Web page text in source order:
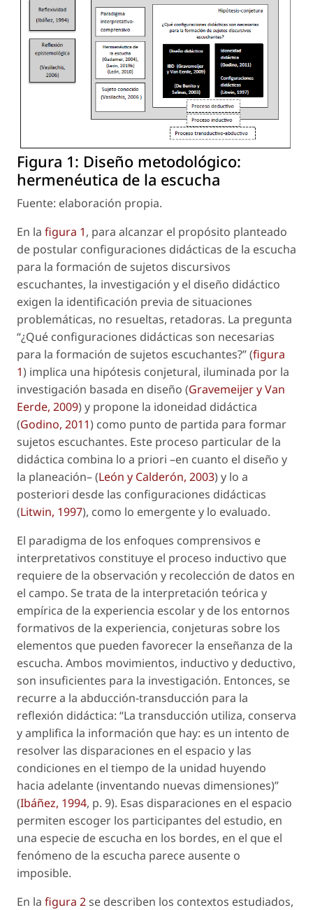
Figura 1: Diseño metodológico:
hermenéutica de la escucha
Fuente: elaboración propia.
En la figura 1, para alcanzar el propósito planteado
de postular configuraciones didácticas de la escucha
para la formación de sujetos discursivos
escuchantes, la investigación y el diseño didáctico
exigen la identificación previa de situaciones
problemáticas, no resueltas, retadoras. La pregunta
“¿Qué configuraciones didácticas son necesarias
para la formación de sujetos escuchantes?” (figura
1) implica una hipótesis conjetural, iluminada por la
investigación basada en diseño (Gravemeijer y Van
Eerde, 2009) y propone la idoneidad didáctica
(Godino, 2011) como punto de partida para formar
sujetos escuchantes. Este proceso particular de la
didáctica combina lo a priori –en cuanto el diseño y
la planeación– (León y Calderón, 2003) y lo a
posteriori desde las configuraciones didácticas
(Litwin, 1997), como lo emergente y lo evaluado.
El paradigma de los enfoques comprensivos e
interpretativos constituye el proceso inductivo que
requiere de la observación y recolección de datos en
el campo. Se trata de la interpretación teórica y
empírica de la experiencia escolar y de los entornos
formativos de la experiencia, conjeturas sobre los
elementos que pueden favorecer la enseñanza de la
escucha. Ambos movimientos, inductivo y deductivo,
son insuficientes para la investigación. Entonces, se
recurre a la abducción-transducción para la
reflexión didáctica: “La transducción utiliza, conserva
y amplifica la información que hay: es un intento de
resolver las disparaciones en el espacio y las
condiciones en el tiempo de la unidad huyendo
hacia adelante (inventando nuevas dimensiones)”
(Ibáñez, 1994, p. 9). Esas disparaciones en el espacio
permiten escoger los participantes del estudio, en
una especie de escucha en los bordes, en el que el
fenómeno de la escucha parece ausente o
imposible.
En la figura 2se describen los contextos estudiados,